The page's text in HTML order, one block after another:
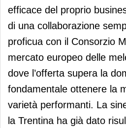
efficace del proprio
di una collaborazione
proficua con il Consorzio
mercato europeo delle
dove l’offerta supera la
fondamentale ottenere la
varietà performanti. La
la Trentina ha già dato